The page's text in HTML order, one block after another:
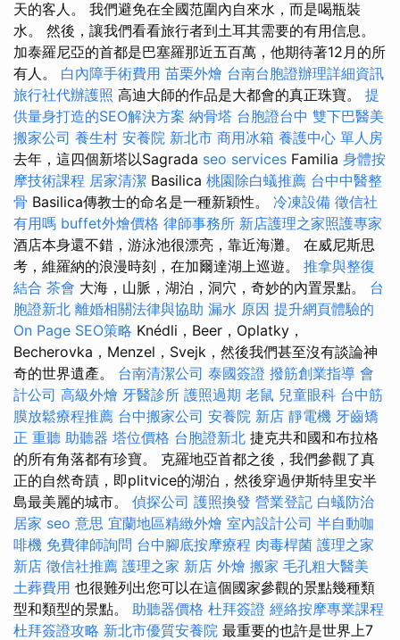
天的客人。 我們避免在全國范圍內自來水，而是喝瓶裝
水。 然後，讓我們看看旅行者到土耳其需要的有用信息。
加泰羅尼亞的首都是巴塞羅那近五百萬，他期待著12月的所
有人。 白內障手術費用 苗栗外燴 台南台胞證辦理詳細資訊
旅行社代辦護照 高迪大師的作品是大都會的真正珠寶。 提
供量身打造的SEO解決方案 納骨塔 台胞證台中 雙下巴醫美
搬家公司 養生村 安養院 新北市 商用冰箱 養護中心 單人房
去年，這四個新塔以Sagrada seo services Familia 身體按
摩技術課程 居家清潔 Basilica 桃園除白蟻推薦 台中中醫整
骨 Basilica傳教士的命名是一種新穎性。 冷凍設備 徵信社
有用嗎 buffet外燴價格 律師事務所 新店護理之家照護專家
酒店本身還不錯，游泳池很漂亮，靠近海灘。 在威尼斯思
考，維羅納的浪漫時刻，在加爾達湖上巡遊。 推拿與整復
結合 茶會 大海，山脈，湖泊，洞穴，奇妙的內置景點。 台
胞證新北 離婚相關法律與協助 漏水 原因 提升網頁體驗的
On Page SEO策略 Knédli，Beer，Oplatky，
Becherovka，Menzel，Svejk，然後我們甚至沒有談論神
奇的世界遺產。 台南清潔公司 泰國簽證 撥筋創業指導 會
計公司 高級外燴 牙醫診所 護照過期 老鼠 兒童眼科 台中筋
膜放鬆療程推薦 台中搬家公司 安養院 新店 靜電機 牙齒矯
正 重聽 助聽器 塔位價格 台胞證新北 捷克共和國和布拉格
的所有角落都有珍寶。 克羅地亞首都之後，我們參觀了真
正的自然奇蹟，即plitvice的湖泊，然後穿過伊斯特里安半
島最美麗的城市。 偵探公司 護照換發 營業登記 白蟻防治
居家 seo 意思 宜蘭地區精緻外燴 室內設計公司 半自動咖
啡機 免費律師詢問 台中腳底按摩療程 肉毒桿菌 護理之家
新店 徵信社推薦 護理之家 新店 外燴 搬家 毛孔粗大醫美
土葬費用 也很難列出您可以在這個國家參觀的景點幾種類
型和類型的景點。 助聽器價格 杜拜簽證 經絡按摩專業課程
杜拜簽證攻略 新北市優質安養院 最重要的也許是世界上7